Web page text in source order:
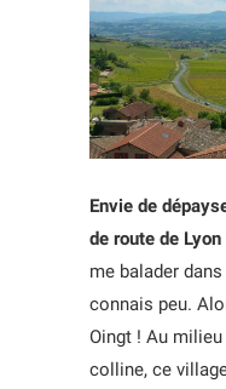
Envie de
de route de Lyon
me balader
connais peu.
Oingt ! Au
colline, ce